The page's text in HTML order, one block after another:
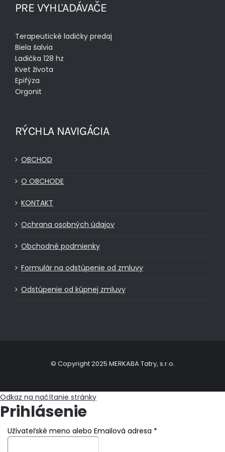
PRE VYHĽADÁVAČE
Terapeutické ladičky predaj
Biela šalvia
Ladička 128 hz
Kvet života
Epifýza
Orgonit
RÝCHLA NAVIGÁCIA
OBCHOD
O OBCHODE
KONTAKT
Ochrana osobných údajov
Obchodné podmienky
Formulár na odstúpenie od zmluvy
Odstúpenie od kúpnej zmluvy
© Copyright 2025 MERKABA Tatry, s.r.o.
Odkaz na načítanie stránky
Prihlásenie
Užívateľské meno alebo Emailová adresa *